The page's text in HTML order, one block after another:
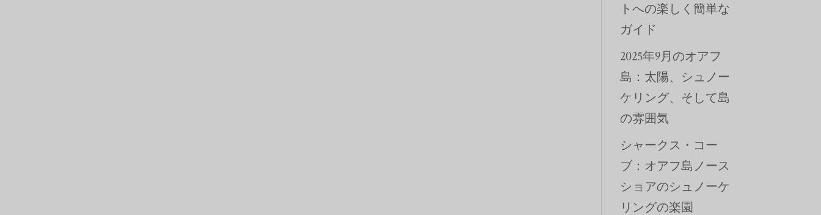
トへの楽しく簡単な
ガイド
2025年9月のオアフ
島：太陽、シュノー
ケリング、そして島
の雰囲気
シャークス・コー
ブ：オアフ島ノース
ショアのシュノーケ
リングの楽園